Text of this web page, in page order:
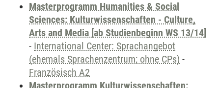
Masterprogramm Humanities & Social
Sciences: Kulturwissenschaften - Culture,
Arts and Media [ab Studienbeginn WS 13/14]
- International Center: Sprachangebot
(ehemals Sprachenzentrum; ohne CPs) -
Französisch A2
Masterprogramm Kulturwissenschaften: